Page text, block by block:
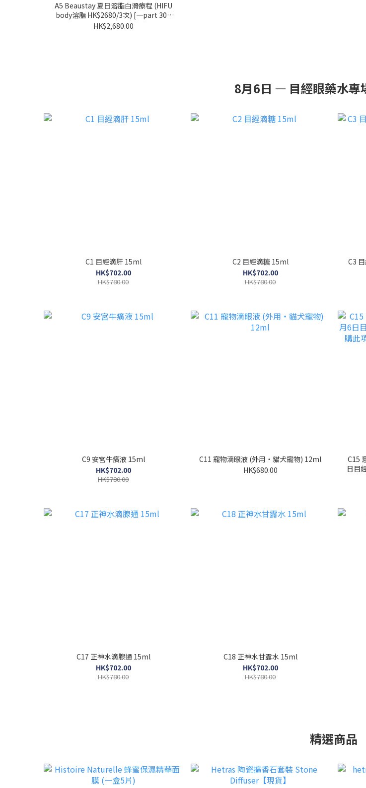
A5 Beaustay 夏日溶脂白滑療程 (HIFU
body溶脂 HK$2680/3次) [一part 300
發]
HK$2,680.00
8月6日 — 目經眼藥水專
C1 目經滴肝 15ml
HK$702.00
HK$780.00
C2 目經滴糖 15ml
HK$702.00
HK$780.00
C3
C9 安宮牛癀液 15ml
HK$702.00
HK$780.00
C11 寵物滴眼液 (外用・貓犬寵物) 12ml
HK$680.00
C15
日目
C17 正神水滴腺通 15ml
HK$702.00
HK$780.00
C18 正神水甘露水 15ml
HK$702.00
HK$780.00
精選商品